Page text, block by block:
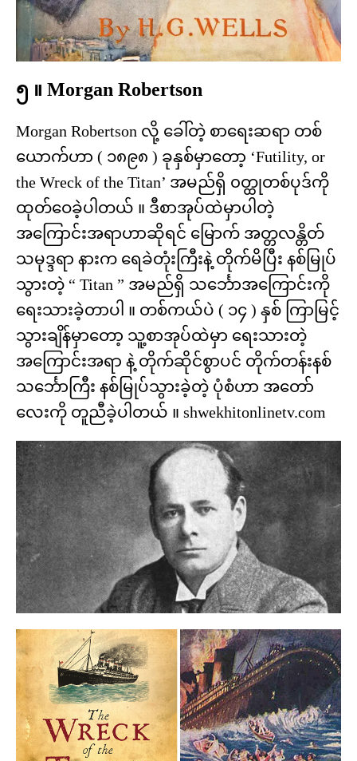
၅ ။ Morgan Robertson
Morgan Robertson လို့ ခေါ်တဲ့ စာရေးဆရာ တစ်
ယောက်ဟာ ( ၁၈၉၈ ) ခုနှစ်မှာတော့ ‘Futility, or
the Wreck of the Titan’ အမည်ရှိ ၀တ္ထုတစ်ပုဒ်ကို
ထုတ်ဝေခဲ့ပါတယ် ။ ဒီစာအုပ်ထဲမှာပါတဲ့
အကြောင်းအရာဟာဆိုရင် မြောက် အတ္တလန္တိတ်
သမုဒ္ဒရာ နားက ရေခဲတုံးကြီးနဲ့ တိုက်မိပြီး နစ်မြုပ်
သွားတဲ့ “ Titan ” အမည်ရှိ သင်္ဘောအကြောင်းကို
ရေးသားခဲ့တာပါ ။ တစ်ကယ်ပဲ ( ၁၄ ) နှစ် ကြာမြင့်
သွားချိန်မှာတော့ သူ့စာအုပ်ထဲမှာ ရေးသားတဲ့
အကြောင်းအရာ နဲ့ တိုက်ဆိုင်စွာပင် တိုက်တန်းနစ်
သင်္ဘောကြီး နစ်မြုပ်သွားခဲ့တဲ့ ပုံစံဟာ အတော်
လေးကို တူညီခဲ့ပါတယ် ။ shwekhitonlinetv.com